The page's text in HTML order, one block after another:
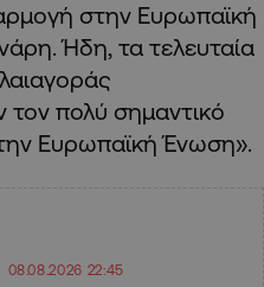
στην Ευρωπαϊκή
Ήδη, τα τελευταία
τον πολύ σημαντικό
Ευρωπαϊκή Ένωση».
08.08.2026 22:45